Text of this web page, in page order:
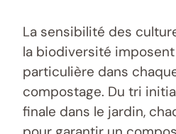
La sensibilité des
la biodiversité
particulière dans
compostage. Du tri
finale dans le jardin,